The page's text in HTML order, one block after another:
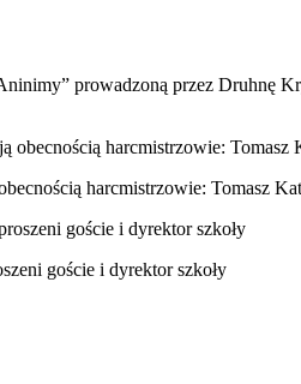
prowadzoną przez Druhnę
harcmistrzowie: Tomasz
goście i dyrektor szkoły